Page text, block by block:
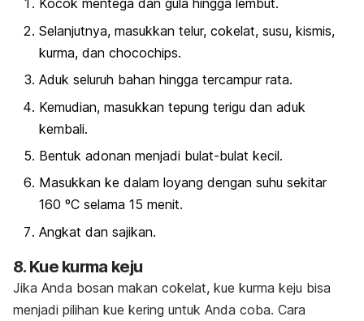
Kocok mentega dan gula hingga lembut.
Selanjutnya, masukkan telur, cokelat, susu, kismis,
kurma, dan chocochips.
Aduk seluruh bahan hingga tercampur rata.
Kemudian, masukkan tepung terigu dan aduk
kembali.
Bentuk adonan menjadi bulat-bulat kecil.
Masukkan ke dalam loyang dengan suhu sekitar
160 ºC selama 15 menit.
Angkat dan sajikan.
8. Kue kurma keju
Jika Anda bosan makan cokelat, kue kurma keju bisa
menjadi pilihan kue kering untuk Anda coba. Cara